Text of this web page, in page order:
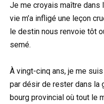
Je me croyais maître dans
vie m’a infligé une leçon
le destin nous renvoie tôt
semé.
À vingt-cinq ans, je me
par désir de rester dans la
bourg provincial où tout le